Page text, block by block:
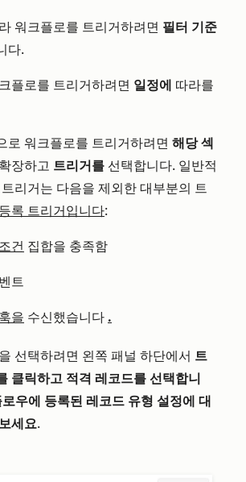
워크플로를 트리거하려면 필터 기준
다.
플로를 트리거하려면 일정에 따라를
로 워크플로를 트리거하려면 해당 섹
장하고 트리거를 선택합니다. 일반적
리거는 다음을 제외한 대부분의 트
록 트리거입니다:
건 집합을 충족함
트
을 수신했습니다 .
선택하려면 왼쪽 패널 하단에서 트
클릭하고 적격 레코드를 선택합니
우에 등록된 레코드 유형 설정에 대
세요.